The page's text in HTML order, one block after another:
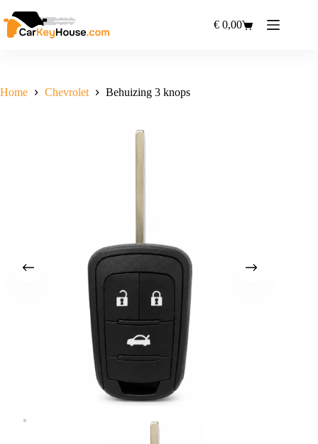
naar
de
Winkelwagen
€ 0,00
Home Chevrolet Behuizing 3 knops